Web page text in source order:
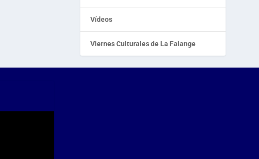
Vídeos
Viernes Culturales de La Falange